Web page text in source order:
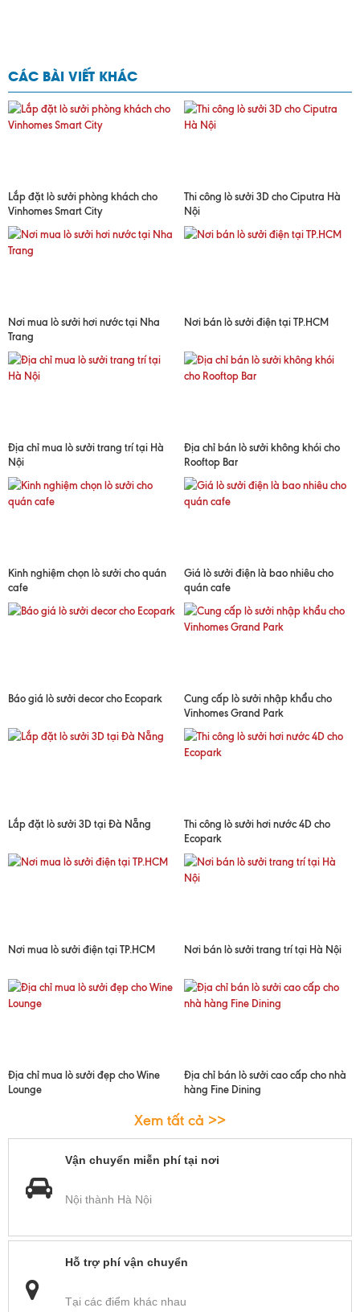
CÁC BÀI VIẾT KHÁC
Lắp đặt lò sưởi phòng khách cho
Vinhomes Smart City
Thi công lò sưởi 3D cho Ciputra Hà
Nội
Nơi mua lò sưởi hơi nước tại Nha
Trang
Nơi bán lò sưởi điện tại TP.HCM
Địa chỉ mua lò sưởi trang trí tại Hà
Nội
Địa chỉ bán lò sưởi không khói cho
Rooftop Bar
Kinh nghiệm chọn lò sưởi cho quán
cafe
Giá lò sưởi điện là bao nhiêu cho
quán cafe
Báo giá lò sưởi decor cho Ecopark
Cung cấp lò sưởi nhập khẩu cho
Vinhomes Grand Park
Lắp đặt lò sưởi 3D tại Đà Nẵng
Thi công lò sưởi hơi nước 4D cho
Ecopark
Nơi mua lò sưởi điện tại TP.HCM Nơi bán lò sưởi trang trí tại Hà Nội
Địa chỉ mua lò sưởi đẹp cho Wine
Lounge
Địa chỉ bán lò sưởi cao cấp cho nhà
hàng Fine Dining
Xem tất cả >>
Vận chuyển miễn phí tại nơi
Nội thành Hà Nội
Hỗ trợ phí vận chuyển
Tại các điểm khác nhau